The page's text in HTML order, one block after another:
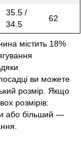
35.5 /
34.5
62
містить 18%
ви можете
розмір. Якщо
розмірів:
або більший —